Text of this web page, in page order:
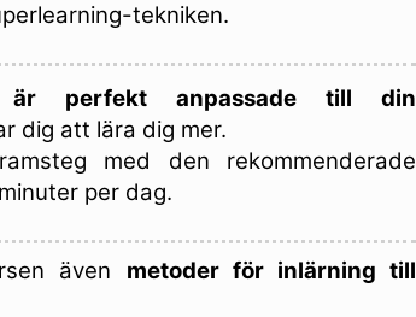
tekniken.
är perfekt anpassade till din
dig att lära dig mer.
med den rekommenderade
per dag.
även metoder för inlärning till